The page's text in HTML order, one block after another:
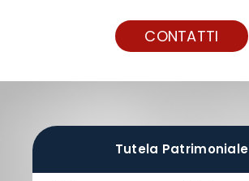
CONTATTI
Tutela Patrimoniale